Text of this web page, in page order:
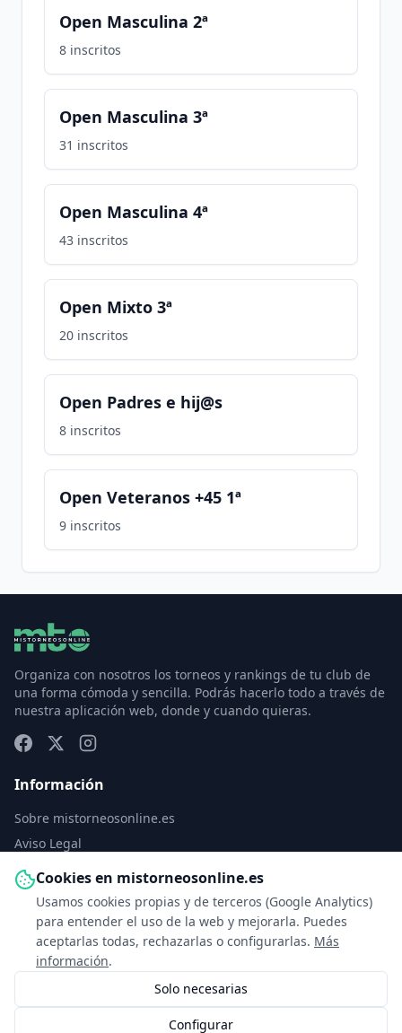
Cookies en mistorneosonline.es
Usamos cookies propias y de terceros (Google Analytics)
para entender el uso de la web y mejorarla. Puedes
aceptarlas todas, rechazarlas o configurarlas. Más
información.
Solo necesarias
Configurar
Open Masculina 2ª
8 inscritos
Open Masculina 3ª
31 inscritos
Open Masculina 4ª
43 inscritos
Open Mixto 3ª
20 inscritos
Open Padres e hij@s
8 inscritos
Open Veteranos +45 1ª
9 inscritos
Organiza con nosotros los torneos y rankings de tu club de
una forma cómoda y sencilla. Podrás hacerlo todo a través de
nuestra aplicación web, donde y cuando quieras.
Información
Sobre mistorneosonline.es
Aviso Legal
Política de Privacidad
Política de Cookies
Configurar cookies
Contacto
info@mistorneosonline.es